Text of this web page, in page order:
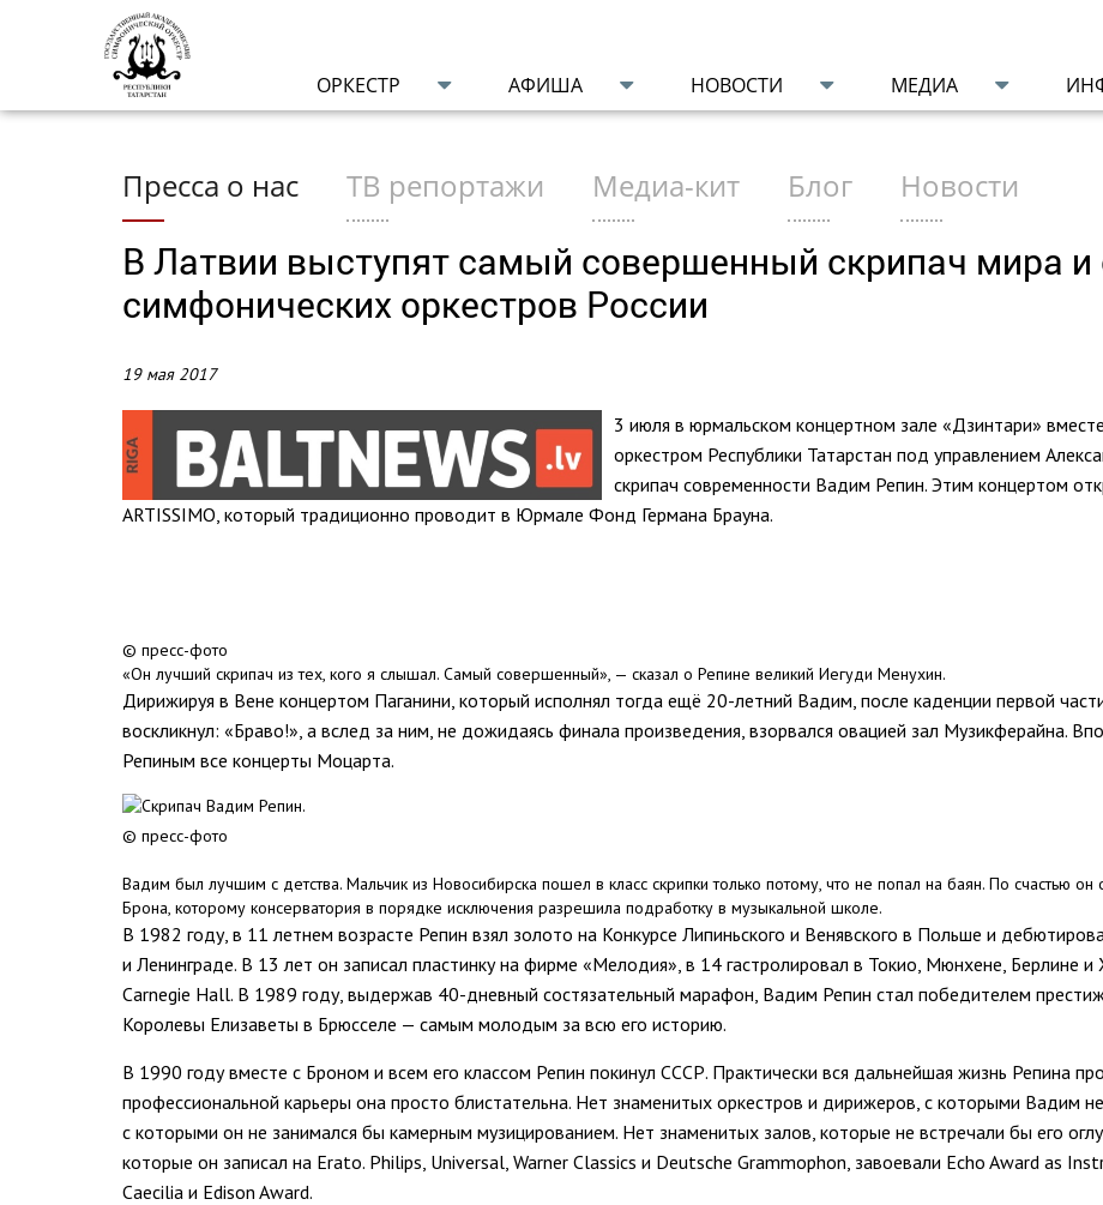
ОРКЕСТР АФИША НОВОСТИ МЕДИА
Пресса о нас ТВ репортажи Медиа-кит Блог Новости
В Латвии выступят самый совершенный скрипач мира и
симфонических оркестров России
19 мая 2017
3 июля в юрмальском концертном зале «Дзинтари»
оркестром Республики Татарстан под управлением
скрипач современности Вадим Репин. Этим концертом
ARTISSIMO, который традиционно проводит в Юрмале Фонд Германа Брауна.
© пресс-фото
«Он лучший скрипач из тех, кого я слышал. Самый совершенный», — сказал о Репине великий Иегуди Менухин.
Дирижируя в Вене концертом Паганини, который исполнял тогда ещё 20-летний Вадим, после каденции первой
воскликнул: «Браво!», а вслед за ним, не дожидаясь финала произведения, взорвался овацией зал Музикферайна.
Репиным все концерты Моцарта.
© пресс-фото
Вадим был лучшим с детства. Мальчик из Новосибирска пошел в класс скрипки только потому, что не попал на баян. По счастью он
Брона, которому консерватория в порядке исключения разрешила подработку в музыкальной школе.
В 1982 году, в 11 летнем возрасте Репин взял золото на Конкурсе Липиньского и Венявского в Польше и
и Ленинграде. В 13 лет он записал пластинку на фирме «Мелодия», в 14 гастролировал в Токио, Мюнхене, Берлине и
Carnegie Hall. В 1989 году, выдержав 40-дневный состязательный марафон, Вадим Репин стал победителем
Королевы Елизаветы в Брюсселе — самым молодым за всю его историю.
В 1990 году вместе с Броном и всем его классом Репин покинул СССР. Практически вся дальнейшая жизнь Репина
профессиональной карьеры она просто блистательна. Нет знаменитых оркестров и дирижеров, с которыми Вадим
с которыми он не занимался бы камерным музицированием. Нет знаменитых залов, которые не встречали бы его
которые он записал на Erato. Philips, Universal, Warner Classics и Deutsche Grammophon, завоевали Echo Award as
Caecilia и Edison Award.